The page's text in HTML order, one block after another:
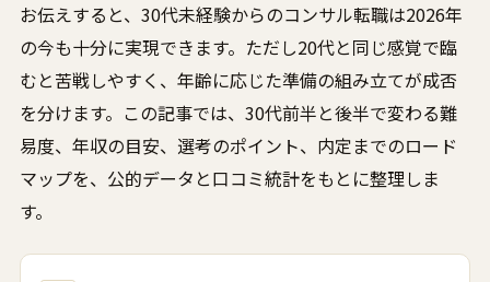
お伝えすると、30代未経験からのコンサル転職は2026年
の今も十分に実現できます。ただし20代と同じ感覚で臨
むと苦戦しやすく、年齢に応じた準備の組み立てが成否
を分けます。この記事では、30代前半と後半で変わる難
易度、年収の目安、選考のポイント、内定までのロード
マップを、公的データと口コミ統計をもとに整理しま
す。